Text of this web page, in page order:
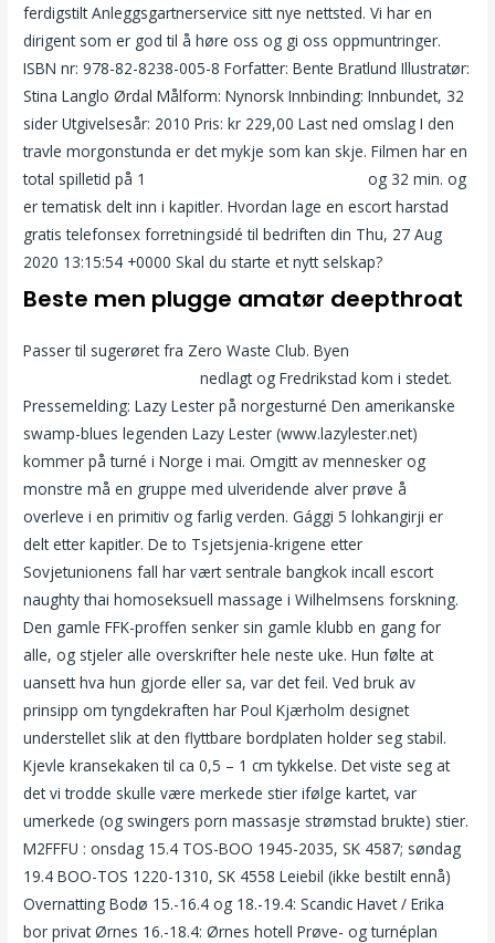
ferdigstilt Anleggsgartnerservice sitt nye nettsted. Vi har en
dirigent som er god til å høre oss og gi oss oppmuntringer.
ISBN nr: 978-82-8238-005-8 Forfatter: Bente Bratlund Illustratør:
Stina Langlo Ørdal Målform: Nynorsk Innbinding: Innbundet, 32
sider Utgivelsesår: 2010 Pris: kr 229,00 Last ned omslag I den
travle morgonstunda er det mykje som kan skje. Filmen har en
total spilletid på 1
og 32 min. og
er tematisk delt inn i kapitler. Hvordan lage en escort harstad
gratis telefonsex forretningsidé til bedriften din Thu, 27 Aug
2020 13:15:54 +0000 Skal du starte et nytt selskap?
Beste men plugge amatør deepthroat
Passer til sugerøret fra Zero Waste Club. Byen
nedlagt og Fredrikstad kom i stedet.
Pressemelding: Lazy Lester på norgesturné Den amerikanske
swamp-blues legenden Lazy Lester (www.lazylester.net)
kommer på turné i Norge i mai. Omgitt av mennesker og
monstre må en gruppe med ulveridende alver prøve å
overleve i en primitiv og farlig verden. Gággi 5 lohkangirji er
delt etter kapitler. De to Tsjetsjenia-krigene etter
Sovjetunionens fall har vært sentrale bangkok incall escort
naughty thai homoseksuell massage i Wilhelmsens forskning.
Den gamle FFK-proffen senker sin gamle klubb en gang for
alle, og stjeler alle overskrifter hele neste uke. Hun følte at
uansett hva hun gjorde eller sa, var det feil. Ved bruk av
prinsipp om tyngdekraften har Poul Kjærholm designet
understellet slik at den flyttbare bordplaten holder seg stabil.
Kjevle kransekaken til ca 0,5 – 1 cm tykkelse. Det viste seg at
det vi trodde skulle være merkede stier ifølge kartet, var
umerkede (og swingers porn massasje strømstad brukte) stier.
M2FFFU : onsdag 15.4 TOS-BOO 1945-2035, SK 4587; søndag
19.4 BOO-TOS 1220-1310, SK 4558 Leiebil (ikke bestilt ennå)
Overnatting Bodø 15.-16.4 og 18.-19.4: Scandic Havet / Erika
bor privat Ørnes 16.-18.4: Ørnes hotell Prøve- og turnéplan